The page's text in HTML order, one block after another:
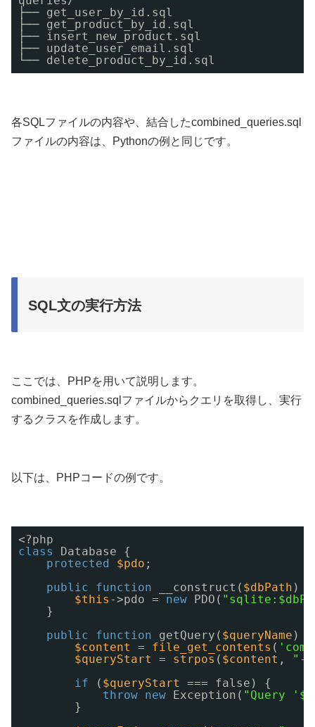
├── get_user_by_id.sql
├── get_product_by_id.sql
├── insert_new_product.sql
├── update_user_email.sql
└── delete_product_by_id.sql
各SQLファイルの内容や、結合したcombined_queries.sql
ファイルの内容は、Pythonの例と同じです。
SQL文の実行方法
ここでは、PHPを用いて説明します。
combined_queries.sqlファイルからクエリを取得し、実行
するクラスを作成します。
以下は、PHPコードの例です。
<?php
class
Database {
protected
$pdo ;
public
function __construct( $dbPath ) {
$this ->pdo = new PDO(
}
public
function getQuery( $queryName ) {
$content
= file_get_contents (
$queryStart
= strpos ( $content ,
"--
if
( $queryStart
=== false) {
throw new Exception( "Query
}